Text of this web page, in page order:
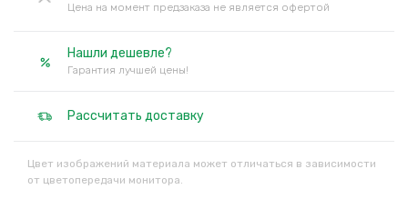
Цена на момент предзаказа не является офертой
Нашли дешевле?
Гарантия лучшей цены!
Рассчитать доставку
Цвет изображений материала может отличаться в зависимости
от цветопередачи монитора.